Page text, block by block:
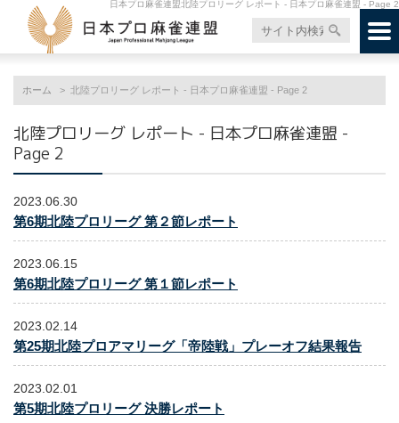
日本プロ麻雀連盟北陸プロリーグ レポート - 日本プロ麻雀連盟 - Page 2
ホーム 北陸プロリーグ レポート - 日本プロ麻雀連盟 - Page 2
北陸プロリーグ レポート - 日本プロ麻雀連盟 -
Page 2
2023.06.30
第6期北陸プロリーグ 第２節レポート
2023.06.15
第6期北陸プロリーグ 第１節レポート
2023.02.14
第25期北陸プロアマリーグ「帝陸戦」プレーオフ結果報告
2023.02.01
第5期北陸プロリーグ 決勝レポート